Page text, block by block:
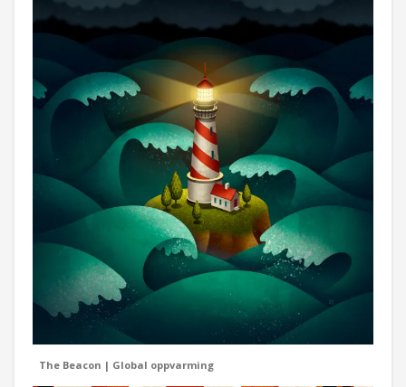
The Beacon | Global oppvarming